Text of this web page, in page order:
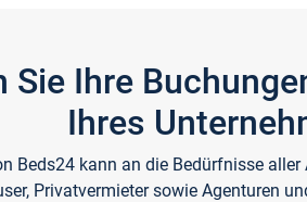
Sie Ihre
Ihres
Beds24 kann an die Bedürfnisse
Privatvermieter sowie Agenturen